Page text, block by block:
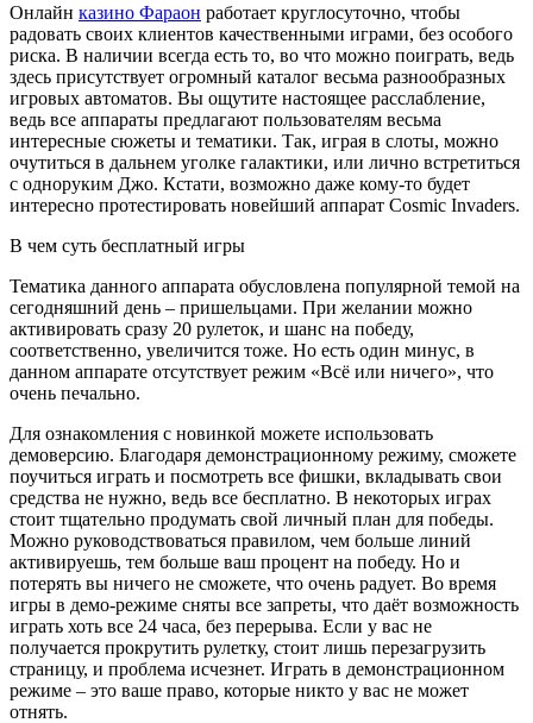
Онлайн казино Фараон работает круглосуточно, чтобы
радовать своих клиентов качественными играми, без особого
риска. В наличии всегда есть то, во что можно поиграть, ведь
здесь присутствует огромный каталог весьма разнообразных
игровых автоматов. Вы ощутите настоящее расслабление,
ведь все аппараты предлагают пользователям весьма
интересные сюжеты и тематики. Так, играя в слоты, можно
очутиться в дальнем уголке галактики, или лично встретиться
с одноруким Джо. Кстати, возможно даже кому-то будет
интересно протестировать новейший аппарат Cosmic Invaders.
В чем суть бесплатный игры
Тематика данного аппарата обусловлена популярной темой на
сегодняшний день – пришельцами. При желании можно
активировать сразу 20 рулеток, и шанс на победу,
соответственно, увеличится тоже. Но есть один минус, в
данном аппарате отсутствует режим «Всё или ничего», что
очень печально.
Для ознакомления с новинкой можете использовать
демоверсию. Благодаря демонстрационному режиму, сможете
поучиться играть и посмотреть все фишки, вкладывать свои
средства не нужно, ведь все бесплатно. В некоторых играх
стоит тщательно продумать свой личный план для победы.
Можно руководствоваться правилом, чем больше линий
активируешь, тем больше ваш процент на победу. Но и
потерять вы ничего не сможете, что очень радует. Во время
игры в демо-режиме сняты все запреты, что даёт возможность
играть хоть все 24 часа, без перерыва. Если у вас не
получается прокрутить рулетку, стоит лишь перезагрузить
страницу, и проблема исчезнет. Играть в демонстрационном
режиме – это ваше право, которые никто у вас не может
отнять.